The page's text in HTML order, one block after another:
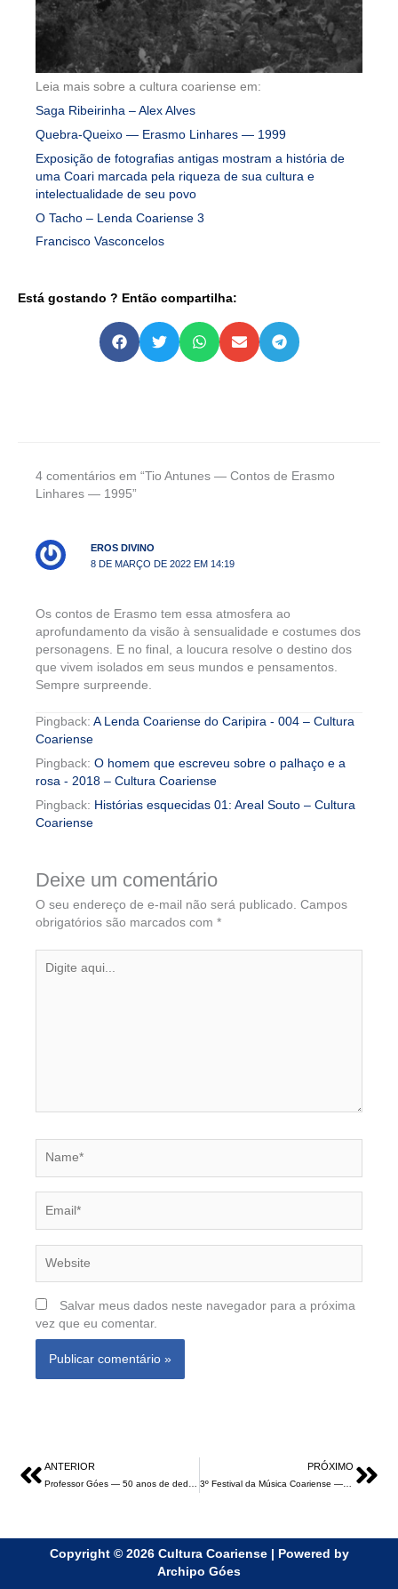
Leia mais sobre a cultura coariense em:
Saga Ribeirinha – Alex Alves
Quebra-Queixo — Erasmo Linhares — 1999
Exposição de fotografias antigas mostram a história de
uma Coari marcada pela riqueza de sua cultura e
intelectualidade de seu povo
O Tacho – Lenda Coariense 3
Francisco Vasconcelos
Está gostando ? Então compartilha:
4 comentários em “Tio Antunes — Contos de Erasmo
Linhares — 1995”
EROS DIVINO
8 DE MARÇO DE 2022 EM 14:19
Os contos de Erasmo tem essa atmosfera ao
aprofundamento da visão à sensualidade e costumes dos
personagens. E no final, a loucura resolve o destino dos
que vivem isolados em seus mundos e pensamentos.
Sempre surpreende.
Pingback: A Lenda Coariense do Caripira - 004 – Cultura
Coariense
Pingback: O homem que escreveu sobre o palhaço e a
rosa - 2018 – Cultura Coariense
Pingback: Histórias esquecidas 01: Areal Souto – Cultura
Coariense
Deixe um comentário
O seu endereço de e-mail não será publicado. Campos
obrigatórios são marcados com *
aqui...
Salvar meus dados neste navegador para a próxima
vez que eu comentar.
Prev
ANTERIOR
Professor Góes — 50 anos de dedicação a Coary
PRÓXIMO
3º Festival da Música Coariense — 1985
Copyright © 2026 Cultura Coariense | Powered by
Archipo Góes